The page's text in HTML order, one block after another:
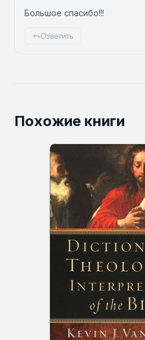
Большое спасибо!!!
Ответить
Похожие книги